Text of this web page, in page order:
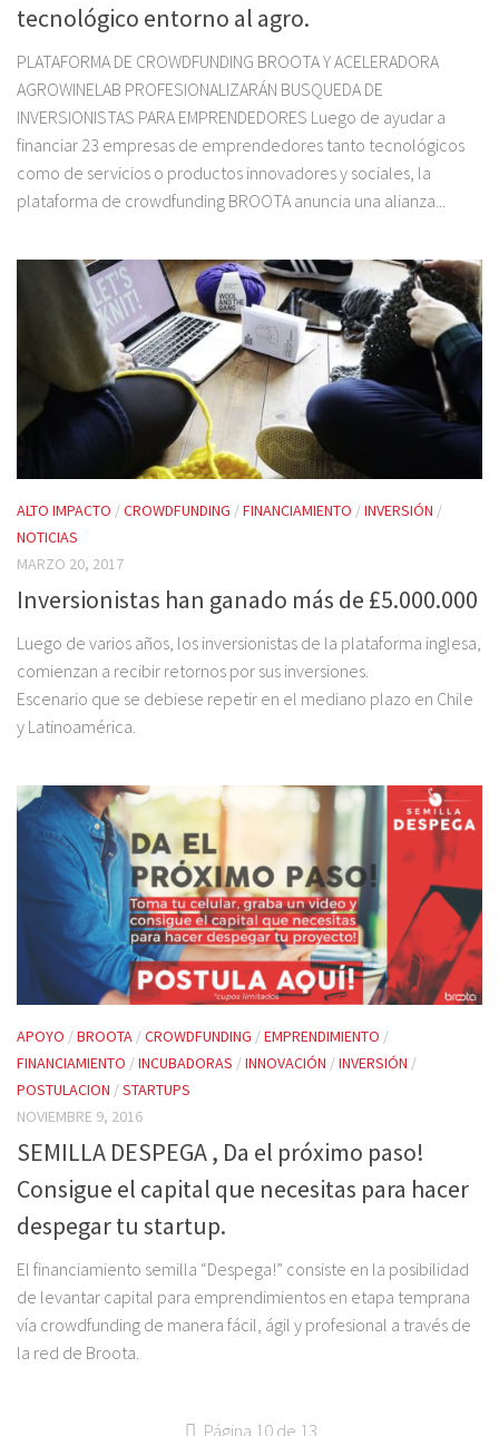
tecnológico entorno al agro.
PLATAFORMA DE CROWDFUNDING BROOTA Y ACELERADORA
AGROWINELAB PROFESIONALIZARÁN BUSQUEDA DE
INVERSIONISTAS PARA EMPRENDEDORES Luego de ayudar a
financiar 23 empresas de emprendedores tanto tecnológicos
como de servicios o productos innovadores y sociales, la
plataforma de crowdfunding BROOTA anuncia una alianza...
ALTO IMPACTO /CROWDFUNDING /FINANCIAMIENTO /INVERSIÓN /
NOTICIAS
MARZO 20, 2017
Inversionistas han ganado más de £5.000.000
Luego de varios años, los inversionistas de la plataforma inglesa,
comienzan a recibir retornos por sus inversiones.
Escenario que se debiese repetir en el mediano plazo en Chile
y Latinoamérica.
APOYO /BROOTA /CROWDFUNDING /EMPRENDIMIENTO /
FINANCIAMIENTO /INCUBADORAS /INNOVACIÓN /INVERSIÓN /
POSTULACION /STARTUPS
NOVIEMBRE 9, 2016
SEMILLA DESPEGA , Da el próximo paso!
Consigue el capital que necesitas para hacer
despegar tu startup.
El financiamiento semilla “Despega!” consiste en la posibilidad
de levantar capital para emprendimientos en etapa temprana
vía crowdfunding de manera fácil, ágil y profesional a través de
la red de Broota.
Página 10 de 13